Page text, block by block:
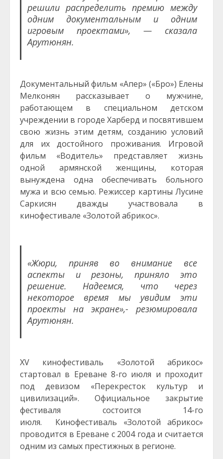
решили распределить премию между
одним документальным и одним
игровым проектами», — сказала
Арутюнян.
Документальный фильм «Апер» («Бро») Елены
Мелконян рассказывает о мужчине,
работающем в специальном детском
учреждении в городе Харберд и посвятившем
свою жизнь этим детям, созданию условий
для их достойного проживания. Игровой
фильм «Водитель» представляет жизнь
одной армянской женщины, которая
вынуждена одна обеспечивать больного
мужа и всю семью. Режиссер картины Лусине
Саркисян дважды участвовала в
кинофестивале «Золотой абрикос».
«Жюри, приняв во внимание все
аспекты и резоны, приняло это
решение. Надеемся, что через
некоторое время мы увидим эти
проекты на экране»,- резюмировала
Арутюнян.
XV кинофестиваль «Золотой абрикос»
стартовал в Ереване 8-го июля и проходит
под девизом «Перекресток культур и
цивилизаций». Официальное закрытие
фестиваля состоится 14-го
июля. Кинофестиваль «Золотой абрикос»
проводится в Ереване с 2004 года и считается
одним из самых престижных в регионе.